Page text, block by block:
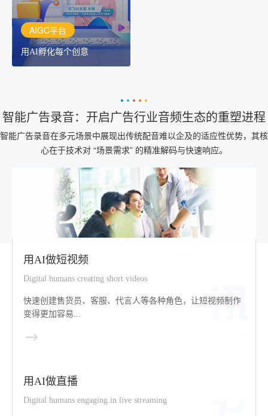
AIGC平台
用AI孵化每个创意
智能广告录音：开启广告行业音频生态的重塑进程
智能广告录音在多元场景中展现出传统配音难以企及的适应性优势，其核
心在于技术对 “场景需求” 的精准解码与快速响应。
用AI做短视频
Digital humans creating short videos
快速创建售货员、客服、代言人等各种角色，让短视频制作
变得更加容易...
用AI做直播
Digital humans engaging in live streaming